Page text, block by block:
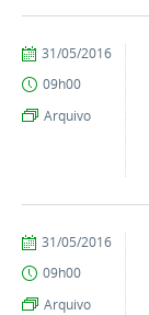
by
Aragão
Published
31/05/2016
09h00
Arquivo
by
Aragão
Published
31/05/2016
09h00
Arquivo